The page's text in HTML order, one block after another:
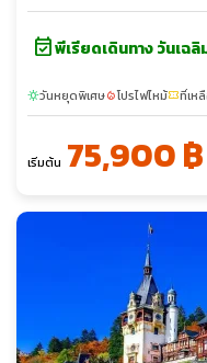
event_availableพีเรียดเดินทาง วันเฉ
sunnyวันหยุดพิเศษlocal_fire_departmentโปรไฟไหม้confirmation_numberที่เห
เริ่มต้น 75,900 ฿